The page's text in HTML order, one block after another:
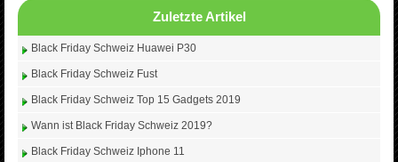
Zuletzte Artikel
Black Friday Schweiz Huawei P30
Black Friday Schweiz Fust
Black Friday Schweiz Top 15 Gadgets 2019
Wann ist Black Friday Schweiz 2019?
Black Friday Schweiz Iphone 11